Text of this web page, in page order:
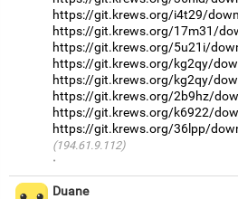
https://git.krews.org/i4t29/
https://git.krews.org/17m31/
https://git.krews.org/5u21i/
https://git.krews.org/kg2qy/
https://git.krews.org/kg2qy/
https://git.krews.org/2b9hz/
https://git.krews.org/k6922/
https://git.krews.org/36lpp/
(194.61.9.112)
·
Duane